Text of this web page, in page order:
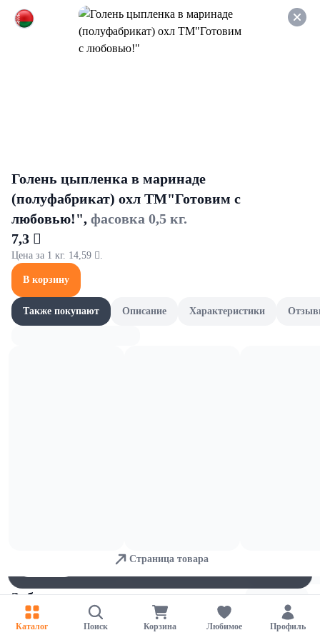
Оформляйте заказ НА
САМОВЫВОЗ и получайте
СКИДКУ 7%
Зубные щетки
Каталог Поиск Корзина Любимое Профиль
Отказаться Настройки
Голень цыпленка в маринаде
(полуфабрикат) охл ТМ"Готовим с
любовью!", фасовка 0,5 кг.
7,3 
Цена за 1 кг. 14,59 .
В корзину
Также покупают Описание Характеристики
Страница товара